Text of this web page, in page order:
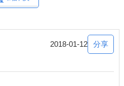
同時發生意外，絕對不是巧合，
中操縱。在他和姬玄與貝希摩斯
，一直在窺視著一切。
名地惱火。
2018-01-12 分享